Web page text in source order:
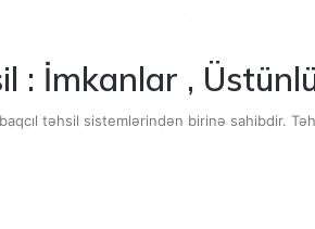
: İmkanlar ,
təhsil sistemlərindən birinə sahibdir.